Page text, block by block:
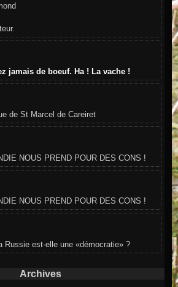
jamais de boeuf. Ha ! La vache !
de St Marcel de Careiret
NOUS PREND POUR DES CONS !
NOUS PREND POUR DES CONS !
Russie est-elle une «démocratie» ?
Archives